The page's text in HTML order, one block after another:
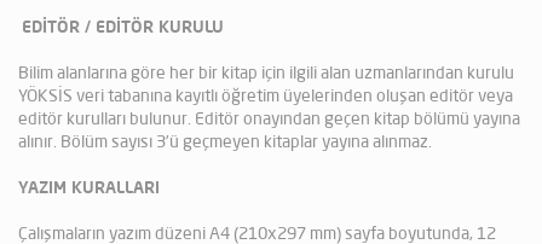
EDİTÖR / EDİTÖR KURULU
Bilim alanlarına göre her bir kitap için ilgili alan uzmanlarından kurulu
YÖKSİS veri tabanına kayıtlı öğretim üyelerinden oluşan editör veya
editör kurulları bulunur. Editör onayından geçen kitap bölümü yayına
alınır. Bölüm sayısı 3’ü geçmeyen kitaplar yayına alınmaz.
YAZIM KURALLARI
Çalışmaların yazım düzeni A4 (210x297 mm) sayfa boyutunda, 12